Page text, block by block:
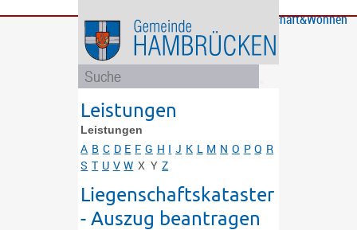
Bürgerservice
GemeindeBildung
und
Soziales
Rathaus
und
Politik
Wirtschaft&Wohnen
Leistungen
Leistungen
A B C D E F G H I J K L M N O P Q R
S T U V W X Y Z
Liegenschaftskataster
- Auszug beantragen